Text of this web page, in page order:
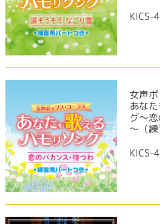
KICS-
女声
あな
グ～
～（練
KICS-